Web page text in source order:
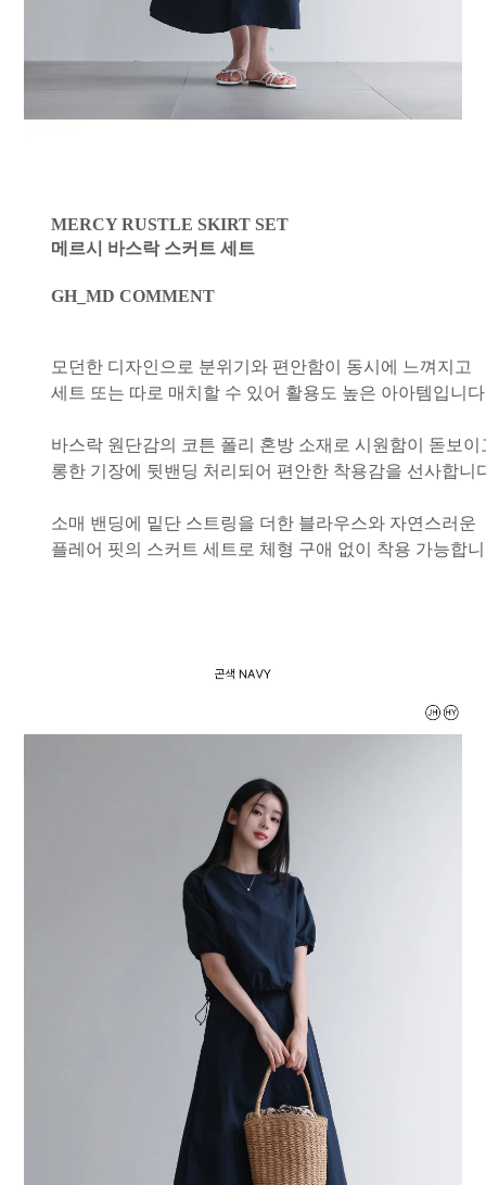
MERCY RUSTLE SKIRT SET
메르시 바스락 스커트 세트
GH_MD COMMENT
모던한 디자인으로 분위기와 편안함이 동시에 느껴지고
세트 또는 따로 매치할 수 있어 활용도 높은 아아템입니
바스락 원단감의 코튼 폴리 혼방 소재로 시원함이 돋보이
롱한 기장에 뒷밴딩 처리되어 편안한 착용감을 선사합니
소매 밴딩에 밑단 스트링을 더한 블라우스와 자연스러운
플레어 핏의 스커트 세트로 체형 구애 없이 착용 가능합